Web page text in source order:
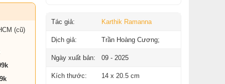
(cũ)
Tác giả: Karthik Ramanna
Dịch giả: Trần Hoàng Cương;
Ngày xuất bản: 09 - 2025
Kích thước: 14 x 20.5 cm